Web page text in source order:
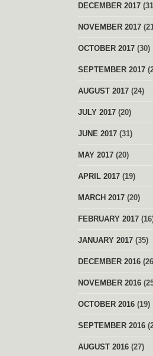
DECEMBER 2017
NOVEMBER 2017
OCTOBER 2017 (30)
SEPTEMBER 2017
AUGUST 2017 (24)
JULY 2017 (20)
JUNE 2017 (31)
MAY 2017 (20)
APRIL 2017 (19)
MARCH 2017 (20)
FEBRUARY 2017
JANUARY 2017 (35)
DECEMBER 2016
NOVEMBER 2016
OCTOBER 2016 (19)
SEPTEMBER 2016
AUGUST 2016 (27)